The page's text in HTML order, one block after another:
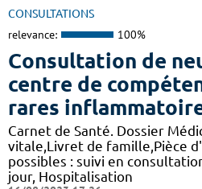
CONSULTATIONS
relevance: 100%
Consultation de
centre de
rares
Carnet de Santé. Dossier
vitale,Livret de famille,Pièce
possibles : suivi en
jour, Hospitalisation